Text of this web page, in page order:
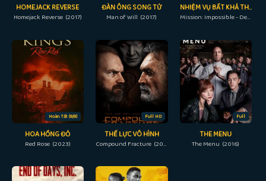
HOMEJACK REVERSE
Homejack Reverse (2017)
ĐÀN ÔNG SONG TỬ
Man of Will (2017)
NHIỆM VỤ BẤT KHẢ THI 7 – NGHIỆP BÁO PHẦN 1 CAM
Mission: Impossible - Dead Reckoning Part OneRAW (2023)
Hoàn Tất (8/8)
HOA HỒNG ĐỎ
Red Rose (2023)
Full HD
THẾ LỰC VÔ HÌNH
Compound Fracture (2013)
Full
THE MENU
The Menu (2016)